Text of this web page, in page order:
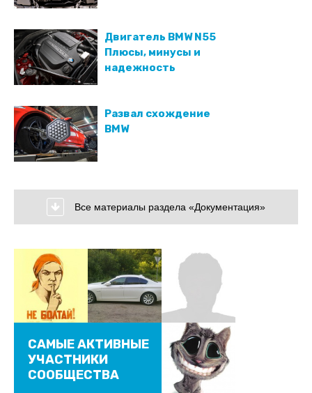
Двигатель BMW N55
Плюсы, минусы и
надежность
Развал схождение
BMW
Все материалы раздела «Документация»
САМЫЕ АКТИВНЫЕ
УЧАСТНИКИ
СООБЩЕСТВА